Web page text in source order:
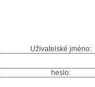
Uživatelské jméno:
heslo: